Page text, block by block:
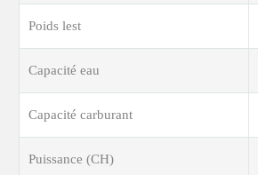
Poids lest
Capacité eau
Capacité carburant
Puissance (CH)